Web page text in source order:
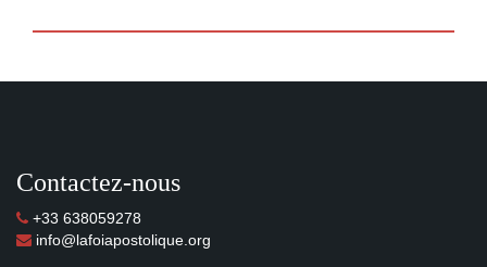
Contactez-nous
+33 638059278
info@lafoiapostolique.org